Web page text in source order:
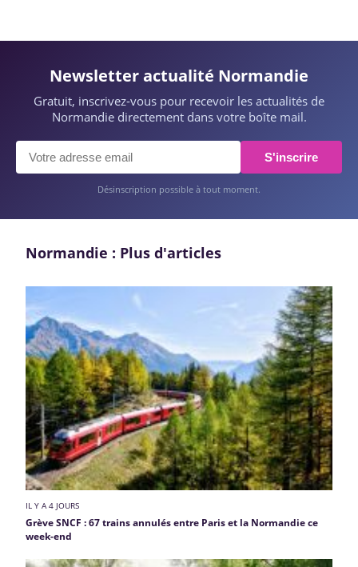
Newsletter actualité Normandie
Gratuit, inscrivez-vous pour recevoir les actualités de
Normandie directement dans votre boîte mail.
S'inscrire
Désinscription possible à tout moment.
Normandie : Plus d'articles
IL Y A 4 JOURS
Grève SNCF : 67 trains annulés entre Paris et la Normandie ce
week-end